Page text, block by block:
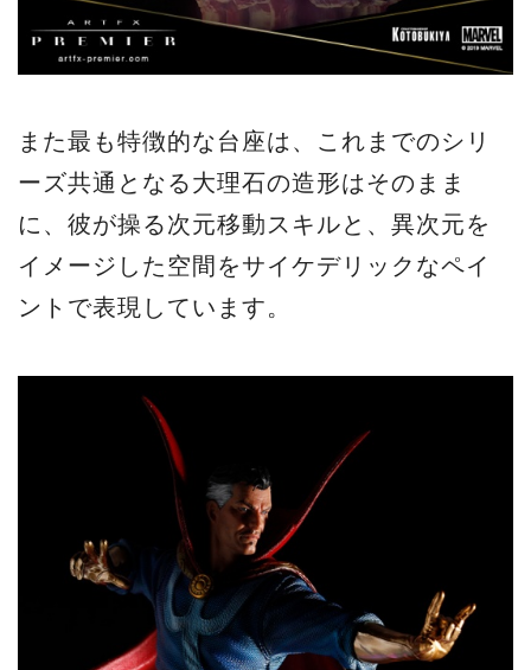
また最も特徴的な台座は、これまでのシリ
ーズ共通となる大理石の造形はそのまま
に、彼が操る次元移動スキルと、異次元を
イメージした空間をサイケデリックなペイ
ントで表現しています。